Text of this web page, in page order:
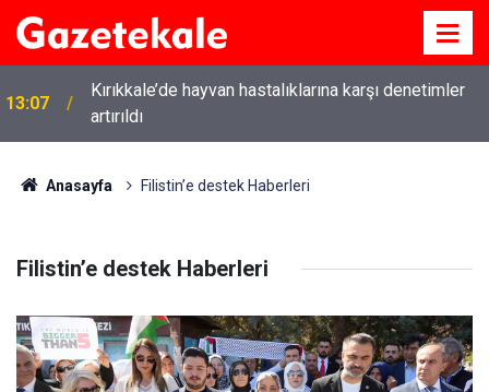
13:07
Kırıkkale’de hayvan hastalıklarına karşı denetimler
artırıldı
Anasayfa Filistin’e destek Haberleri
Filistin’e destek Haberleri